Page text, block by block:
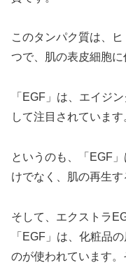
このタンパク質は、
つで、肌の表皮細胞に
「EGF」は、エイジ
して注目されています
というのも、「EGF
けでなく、肌の再生す
そして、エクストラ
「EGF」は、化粧品
のが使われています